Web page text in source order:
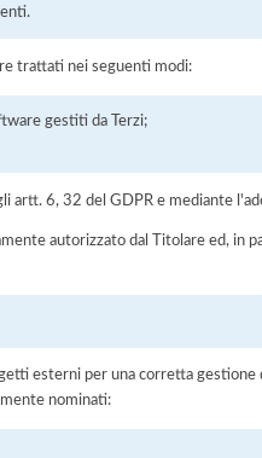
trattati nei seguenti modi:
gestiti da Terzi;
artt. 6, 32 del GDPR e mediante
autorizzato dal Titolare ed, in
esterni per una corretta
nominati: